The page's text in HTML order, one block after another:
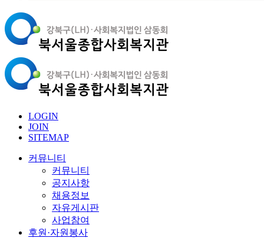
LOGIN
JOIN
SITEMAP
커뮤니티
커뮤니티
공지사항
채용정보
자유게시판
사업참여
후원·자원봉사